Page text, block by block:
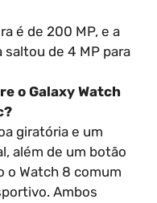
é de 200 MP, e a
de 4 MP para
o Galaxy Watch
giratória e um
além de um botão
o Watch 8 comum
Ambos